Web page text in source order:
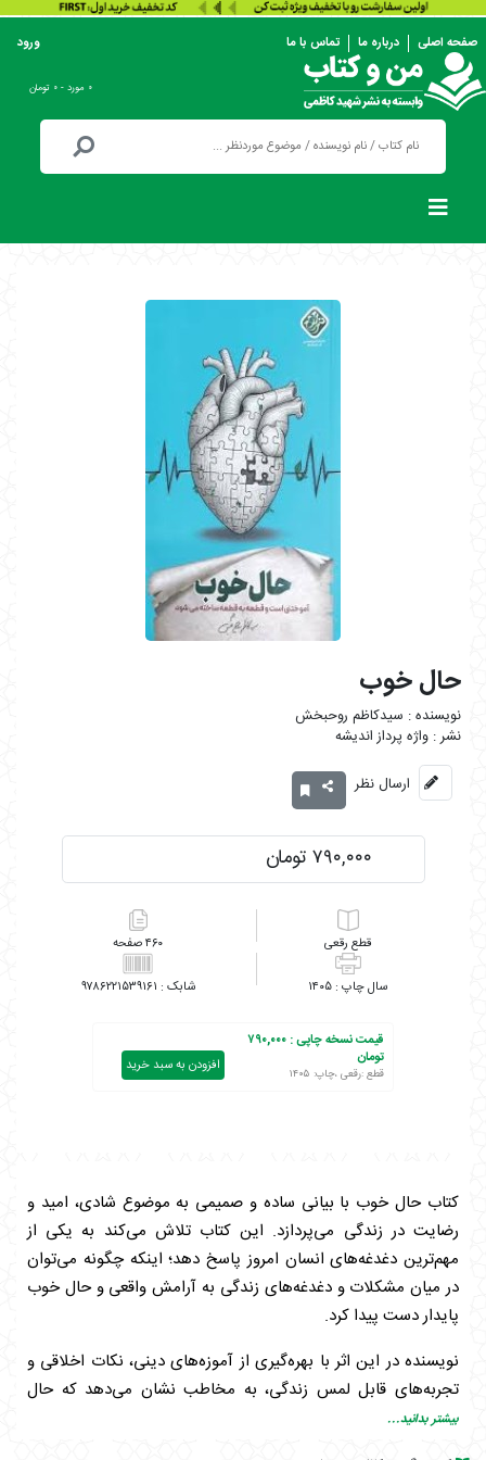
صفحه اصلی درباره ما تماس با ما ورود
۰ مورد - ۰ تومان
حال خوب
سیدکاظم روحبخش
واژه پرداز اندیشه
ارسال نظر
۷۹۰,۰۰۰ تومان
رقعی ۴۶۰
۱۴۰۵ ۹۷۸۶۲۲۱۵۳۹۱۶۱
قیمت نسخه چاپی :۷۹۰,۰۰۰
تومان
قطع :رقعی ،چاپ: ۱۴۰۵ افزودن به سبد خرید
کتاب حال خوب با بیانی ساده و صمیمی به موضوع شادی، امید و
رضایت در زندگی می‌پردازد. این کتاب تلاش می‌کند به یکی از
مهم‌ترین دغدغه‌های انسان امروز پاسخ دهد؛ اینکه چگونه می‌توان
در میان مشکلات و دغدغه‌های زندگی به آرامش واقعی و حال خوب
پایدار دست پیدا کرد.
نویسنده در این اثر با بهره‌گیری از آموزه‌های دینی، نکات اخلاقی و
تجربه‌های قابل لمس زندگی، به مخاطب نشان می‌دهد که حال
خوب تنها وابسته به شرایط بیرونی نیست، بلکه بیش از هر چیز به
بیشتر بدانید...